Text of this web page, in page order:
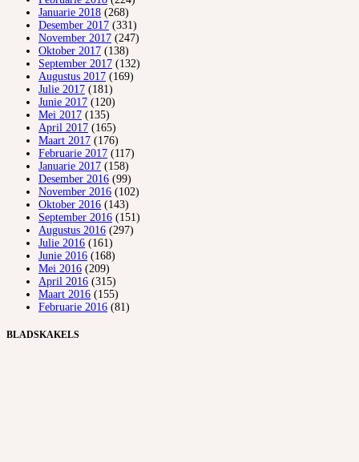
Januarie 2018 (268)
Desember 2017 (331)
November 2017 (247)
Oktober 2017 (138)
September 2017 (132)
Augustus 2017 (169)
Julie 2017 (181)
Junie 2017 (120)
Mei 2017 (135)
April 2017 (165)
Maart 2017 (176)
Februarie 2017 (117)
Januarie 2017 (158)
Desember 2016 (99)
November 2016 (102)
Oktober 2016 (143)
September 2016 (151)
Augustus 2016 (297)
Julie 2016 (161)
Junie 2016 (168)
Mei 2016 (209)
April 2016 (315)
Maart 2016 (155)
Februarie 2016 (81)
BLADSKAKELS